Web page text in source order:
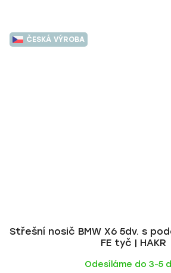
ČESKÁ VÝROBA
Střešní nosič BMW X6 5dv. s
FE tyč | HAKR
Odesíláme do 3-5